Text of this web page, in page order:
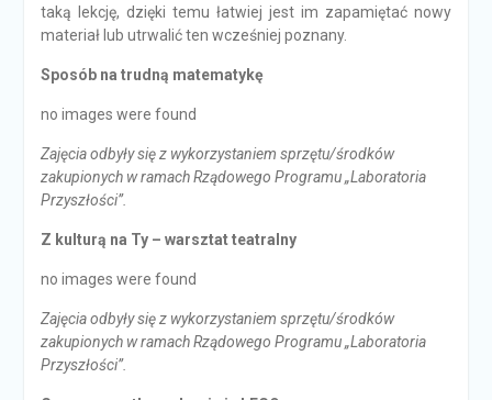
taką lekcję, dzięki temu łatwiej jest im zapamiętać nowy
materiał lub utrwalić ten wcześniej poznany.
Sposób na trudną matematykę
no images were found
Zajęcia odbyły się z wykorzystaniem sprzętu/środków
zakupionych w ramach Rządowego Programu „Laboratoria
Przyszłości”.
Z kulturą na Ty – warsztat teatralny
no images were found
Zajęcia odbyły się z wykorzystaniem sprzętu/środków
zakupionych w ramach Rządowego Programu „Laboratoria
Przyszłości”.